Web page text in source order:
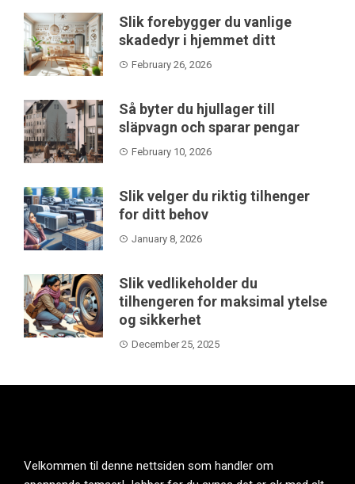
Slik forebygger du vanlige
skadedyr i hjemmet ditt
February 26, 2026
Så byter du hjullager till
släpvagn och sparar pengar
February 10, 2026
Slik velger du riktig tilhenger
for ditt behov
January 8, 2026
Slik vedlikeholder du
tilhengeren for maksimal ytelse
og sikkerhet
December 25, 2025
Velkommen til denne nettsiden som handler om